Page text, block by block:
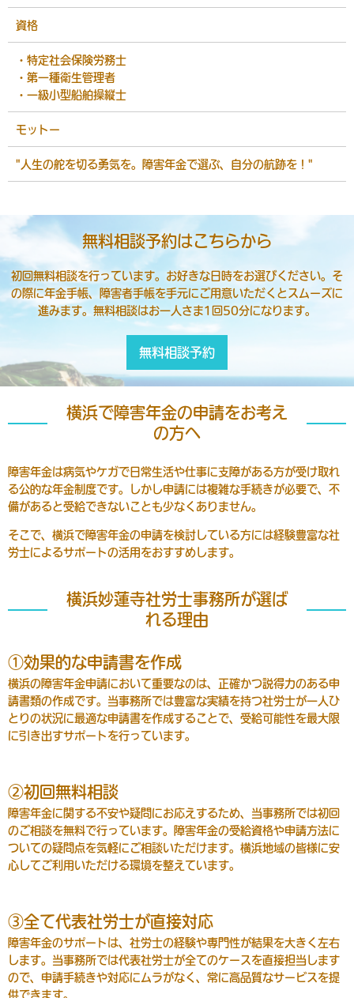
資格
・特定社会保険労務士
・第一種衛生管理者
・一級小型船舶操縦士
モットー
"人生の舵を切る勇気を。障害年金で選ぶ、自分の航跡を！"
無料相談予約はこちらから
初回無料相談を行っています。お好きな日時をお選びください。そ
の際に年金手帳、障害者手帳を手元にご用意いただくとスムーズに
進みます。無料相談はお一人さま1回50分になります。
無料相談予約
横浜で障害年金の申請をお考え
の方へ
障害年金は病気やケガで日常生活や仕事に支障がある方が受け取れ
る公的な年金制度です。しかし申請には複雑な手続きが必要で、不
備があると受給できないことも少なくありません。
そこで、横浜で障害年金の申請を検討している方には経験豊富な社
労士によるサポートの活用をおすすめします。
横浜妙蓮寺社労士事務所が選ば
れる理由
①効果的な申請書を作成
横浜の障害年金申請において重要なのは、正確かつ説得力のある申
請書類の作成です。当事務所では豊富な実績を持つ社労士が一人ひ
とりの状況に最適な申請書を作成することで、受給可能性を最大限
に引き出すサポートを行っています。
②初回無料相談
障害年金に関する不安や疑問にお応えするため、当事務所では初回
のご相談を無料で行っています。障害年金の受給資格や申請方法に
ついての疑問点を気軽にご相談いただけます。横浜地域の皆様に安
心してご利用いただける環境を整えています。
③全て代表社労士が直接対応
障害年金のサポートは、社労士の経験や専門性が結果を大きく左右
します。当事務所では代表社労士が全てのケースを直接担当します
ので、申請手続きや対応にムラがなく、常に高品質なサービスを提
供できます。